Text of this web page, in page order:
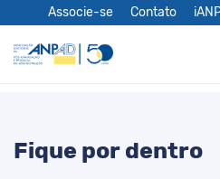
Associe-se Contato
Fique por dentro